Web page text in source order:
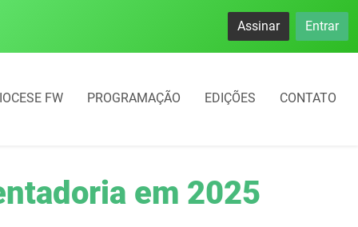
Assinar Entrar
FW PROGRAMAÇÃO EDIÇÕES CONTATO
em 2025